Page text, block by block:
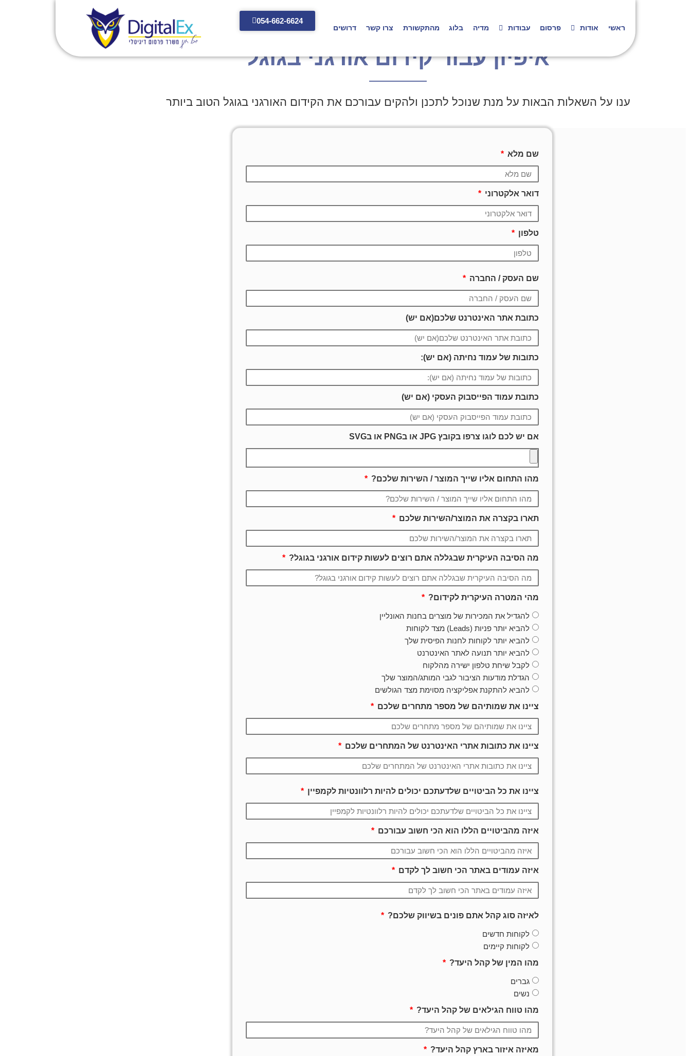
ראשי אודות פרסום עבודות מדיה בלוג מהתקשורת צרו קשר דרושים
054-662-6624
איפיון עבור קידום אורגני בגוגל
ענו על השאלות הבאות על מנת שנוכל לתכנן ולהקים עבורכם את הקידום האורגני בגוגל הטוב ביותר
שם מלא
דואר אלקטרוני
טלפון
שם העסק / החברה
כתובת אתר האינטרנט שלכם(אם יש)
כתובות של עמוד נחיתה (אם יש):
כתובת עמוד הפייסבוק העסקי (אם יש)
אם יש לכם לוגו צרפו בקובץ JPG או בPNG או בSVG
מהו התחום אליו שייך המוצר / השירות שלכם?
תארו בקצרה את המוצר/השירות שלכם
מה הסיבה העיקרית שבגללה אתם רוצים לעשות קידום אורגני בגוגל?
מהי המטרה העיקרית לקידום?
להגדיל את המכירות של מוצרים בחנות האונליין
להביא יותר פניות (Leads) מצד לקוחות
להביא יותר לקוחות לחנות הפיסית שלך
להביא יותר תנועה לאתר האינטרנט
לקבל שיחת טלפון ישירה מהלקוח
הגדלת מודעות הציבור לגבי המותג/המוצר שלך
להביא להתקנת אפליקציה מסוימת מצד הגולשים
ציינו את שמותיהם של מספר מתחרים שלכם
ציינו את כתובות אתרי האינטרנט של המתחרים שלכם
ציינו את כל הביטויים שלדעתכם יכולים להיות רלוונטיות לקמפיין
איזה מהביטויים הללו הוא הכי חשוב עבורכם
איזה עמודים באתר הכי חשוב לך לקדם
לאיזה סוג קהל אתם פונים בשיווק שלכם?
לקוחות חדשים
לקוחות קיימים
מהו המין של קהל היעד?
גברים
נשים
מהו טווח הגילאים של קהל היעד?
מאיזה איזור בארץ קהל היעד?